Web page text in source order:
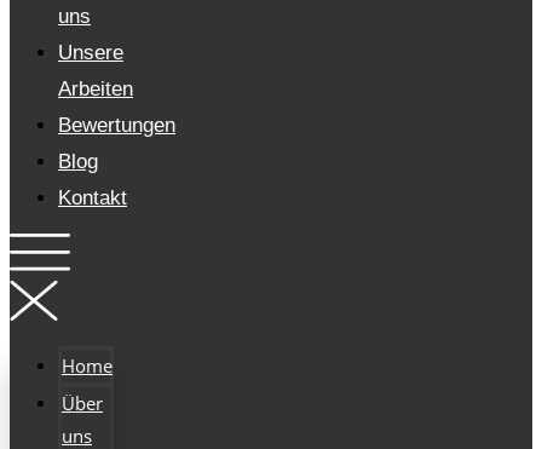
uns
Unsere
Arbeiten
Bewertungen
Blog
Kontakt
Home
Über
uns